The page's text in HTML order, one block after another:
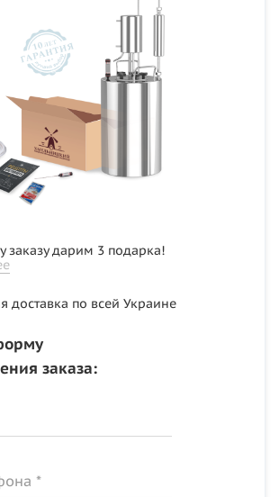
заказу дарим 3 подарка!
доставка по всей Украине
заказа:
*